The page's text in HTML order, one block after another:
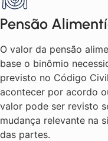
Pensão
O valor da pensão
base o binômio
previsto no Código
acontecer por acordo
valor pode ser revisto
mudança relevante na
das partes.